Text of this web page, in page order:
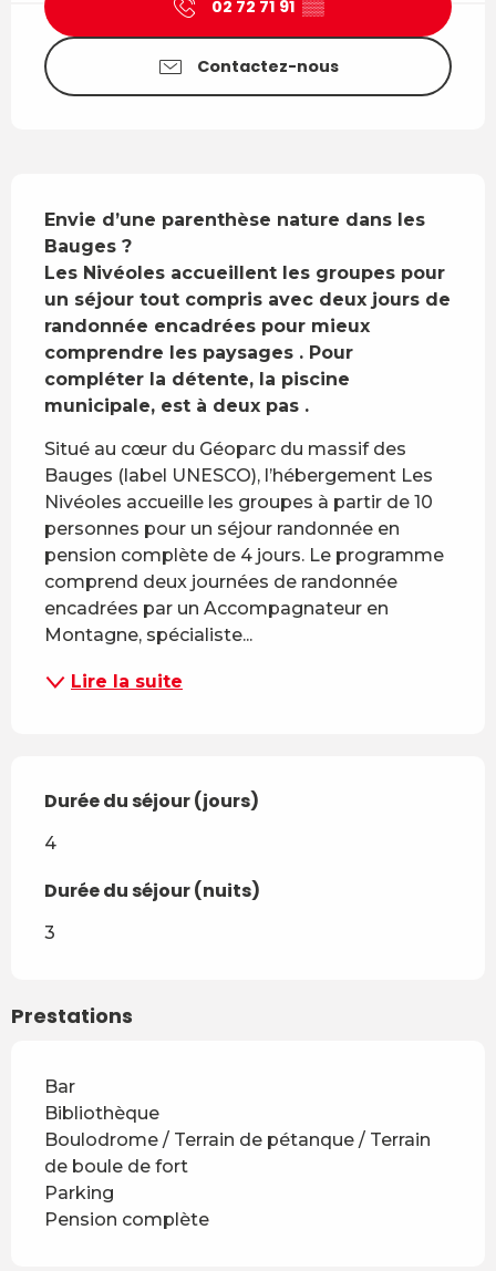
02 72 71 91 ▒▒
Contactez-nous
Envie d’une parenthèse nature dans les
Bauges ?
Les Nivéoles accueillent les groupes pour
un séjour tout compris avec deux jours de
randonnée encadrées pour mieux
comprendre les paysages . Pour
compléter la détente, la piscine
municipale, est à deux pas .
Situé au cœur du Géoparc du massif des
Bauges (label UNESCO), l’hébergement Les
Nivéoles accueille les groupes à partir de 10
personnes pour un séjour randonnée en
pension complète de 4 jours. Le programme
comprend deux journées de randonnée
encadrées par un Accompagnateur en
Montagne, spécialiste...
Lire la suite
Durée du séjour (jours)
Durée du séjour (jours)
4
Durée du séjour (nuits)
Durée du séjour (nuits)
3
Prestations
Bar
Bibliothèque
Boulodrome / Terrain de pétanque / Terrain
de boule de fort
Parking
Pension complète